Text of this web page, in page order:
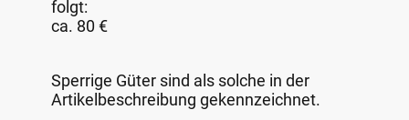
folgt:
ca. 80 €
Sperrige Güter sind als solche in der
Artikelbeschreibung gekennzeichnet.